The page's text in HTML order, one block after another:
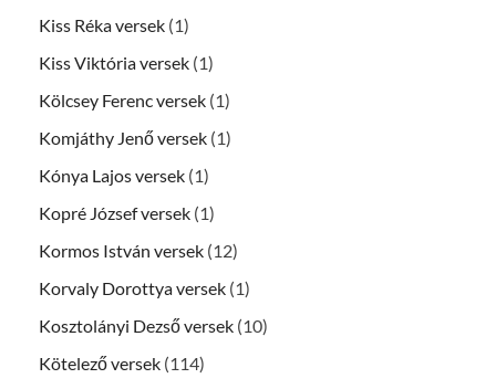
Kiss Réka versek (1)
Kiss Viktória versek (1)
Kölcsey Ferenc versek (1)
Komjáthy Jenő versek (1)
Kónya Lajos versek (1)
Kopré József versek (1)
Kormos István versek (12)
Korvaly Dorottya versek (1)
Kosztolányi Dezső versek (10)
Kötelező versek (114)